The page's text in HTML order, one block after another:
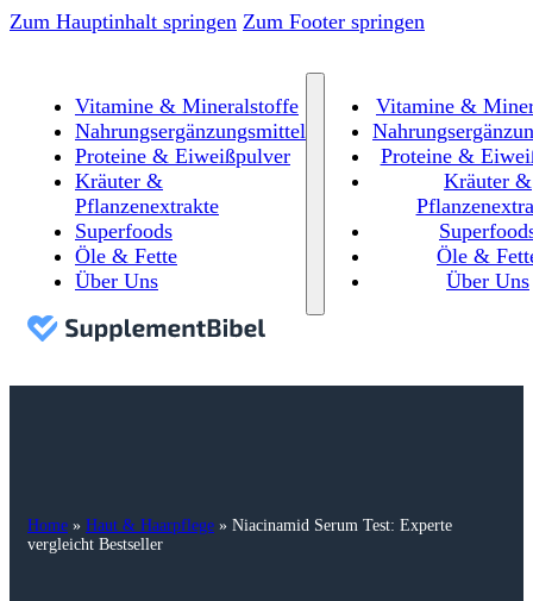
Zum Hauptinhalt springen Zum Footer springen
Vitamine & Mineralstoffe
Nahrungsergänzungsmittel
Proteine & Eiweißpulver
Kräuter &
Pflanzenextrakte
Superfoods
Öle & Fette
Über Uns
Vitamine &
Proteine &
Kräuter &
Öle &
Über Uns
Home » Haut & Haarpflege » Niacinamid Serum Test: Experte
vergleicht Bestseller